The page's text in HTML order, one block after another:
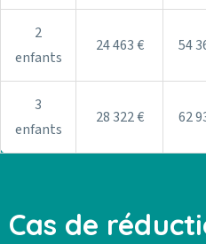
2
enfants
24 463 € 54
3
enfants
28 322 € 62
Cas de